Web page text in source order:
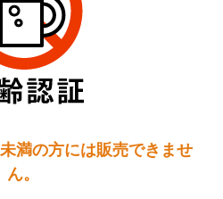
満の方には販売できませ
ん。